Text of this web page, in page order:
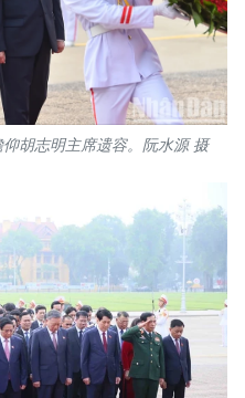
胡志明主席遗容。阮水源 摄